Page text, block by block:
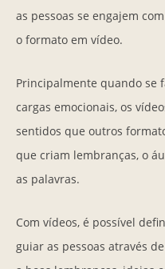
as pessoas se engajem
o formato em vídeo.
Principalmente quando se
cargas emocionais, os
sentidos que outros
que criam lembranças, o
as palavras.
Com vídeos, é possível
guiar as pessoas através